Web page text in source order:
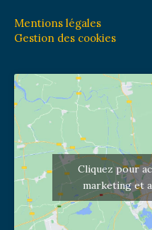
Mentions légales
Gestion des cookies
Cliquez pour
marketing et